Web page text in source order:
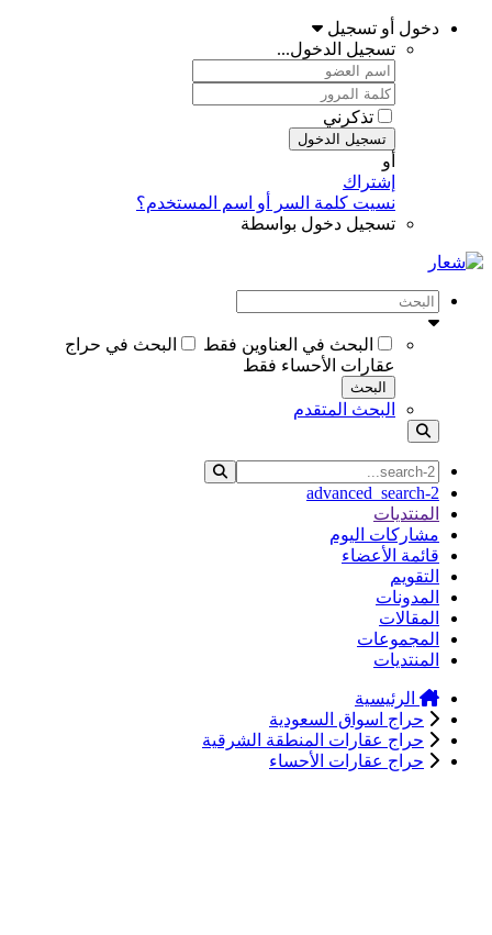
دخول أو تسجيل
تسجيل الدخول...
تذكرني
تسجيل الدخول
أو
إشتراك
نسيت كلمة السر أو اسم المستخدم؟
تسجيل دخول بواسطة
البحث في العناوين فقط
البحث في حراج
عقارات الأحساء فقط
البحث
البحث المتقدم
advanced_search-2
المنتديات
مشاركات اليوم
قائمة الأعضاء
التقويم
المدونات
المقالات
المجموعات
المنتديات
الرئيسية
حراج اسواق السعودية
حراج عقارات المنطقة الشرقية
حراج عقارات الأحساء